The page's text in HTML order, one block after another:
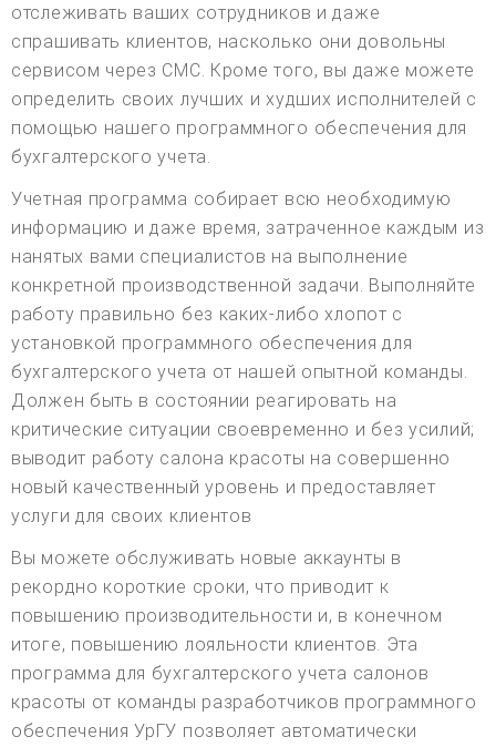
отслеживать ваших сотрудников и даже
спрашивать клиентов, насколько они довольны
сервисом через СМС. Кроме того, вы даже можете
определить своих лучших и худших исполнителей с
помощью нашего программного обеспечения для
бухгалтерского учета.
Учетная программа собирает всю необходимую
информацию и даже время, затраченное каждым из
нанятых вами специалистов на выполнение
конкретной производственной задачи. Выполняйте
работу правильно без каких-либо хлопот с
установкой программного обеспечения для
бухгалтерского учета от нашей опытной команды.
Должен быть в состоянии реагировать на
критические ситуации своевременно и без усилий;
выводит работу салона красоты на совершенно
новый качественный уровень и предоставляет
услуги для своих клиентов
Вы можете обслуживать новые аккаунты в
рекордно короткие сроки, что приводит к
повышению производительности и, в конечном
итоге, повышению лояльности клиентов. Эта
программа для бухгалтерского учета салонов
красоты от команды разработчиков программного
обеспечения УрГУ позволяет автоматически